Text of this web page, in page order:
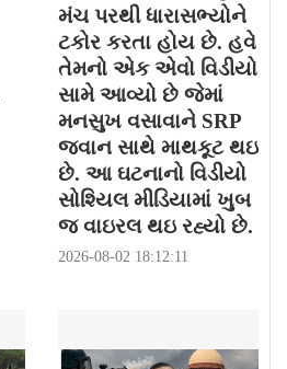
મંચ પરથી ધારાસભ્યોને
ટકોર કરતા હોય છે. હવે
તેમનો એક એવો વિડીયો
સામે આવ્યો છે જેમાં
મનસુખ વસાવાને SRP
જવાન સાથે માથકૂટ થઇ
છે. આ ઘટનાનો વિડીયો
સોશ્યિલ મીડિયામાં ખુબ
જ વાઇરલ થઇ રહ્યો છે.
2026-08-02 18:12:11